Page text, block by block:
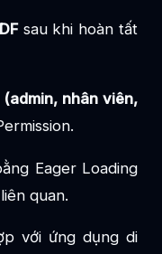
sau khi hoàn tất
nhân viên,
Eager Loading
quan.
với ứng dụng di